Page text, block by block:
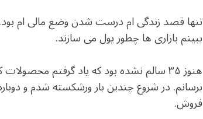
تنها قصد زندگی ام درست شدن وضع مالی ام
ببینم بازاری ها چطور پول می سازند.
هنوز ۳۵ سالم نشده بود که یاد گرفتم
برسانم. در شروع چندین بار ورشکسته شدم و
فروش.